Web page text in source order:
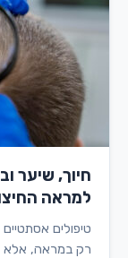
חיוך, שיער
למראה
טיפולים
רק במראה, אלא